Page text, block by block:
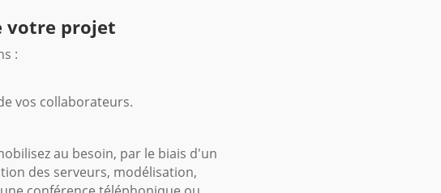
votre projet
:
vos collaborateurs.
au besoin, par le biais d'un
des serveurs, modélisation,